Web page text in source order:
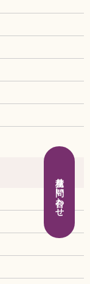
見積り問い合わせ